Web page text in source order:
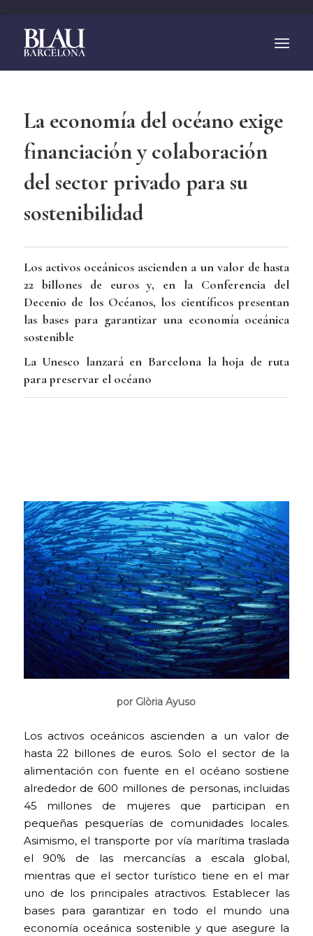
La economía del océano exige
financiación y colaboración
del sector privado para su
sostenibilidad
Los activos oceánicos ascienden a un valor de hasta
22 billones de euros y, en la Conferencia del
Decenio de los Océanos, los científicos presentan
las bases para garantizar una economía oceánica
sostenible
La Unesco lanzará en Barcelona la hoja de ruta
para preservar el océano
por Glòria Ayuso
Los activos oceánicos ascienden a un valor de
hasta 22 billones de euros. Solo el sector de la
alimentación con fuente en el océano sostiene
alrededor de 600 millones de personas, incluidas
45 millones de mujeres que participan en
pequeñas pesquerías de comunidades locales.
Asimismo, el transporte por vía marítima traslada
el 90% de las mercancías a escala global,
mientras que el sector turístico tiene en el mar
uno de los principales atractivos. Establecer las
bases para garantizar en todo el mundo una
economía oceánica sostenible y que asegure la